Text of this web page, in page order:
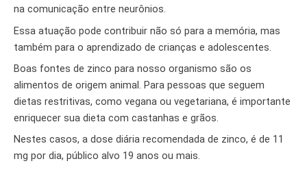
na comunicação entre neurônios.
Essa atuação pode contribuir não só para a memória, mas
também para o aprendizado de crianças e adolescentes.
Boas fontes de zinco para nosso organismo são os
alimentos de origem animal. Para pessoas que seguem
dietas restritivas, como vegana ou vegetariana, é importante
enriquecer sua dieta com castanhas e grãos.
Nestes casos, a dose diária recomendada de zinco, é de 11
mg por dia, público alvo 19 anos ou mais.